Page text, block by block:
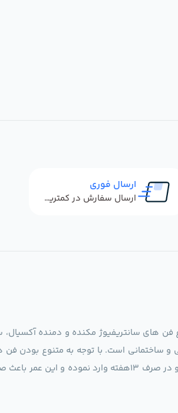
ارسال فوری
ارسال سفارش در کمترین زمان ممکن
فن های سانتریفیوژ مکنده و دمنده آکسیال،
است. با توجه به متنوع بودن فن
مجموعه ما در نظر دارد کالاهای تخصصی شما عزیزان رو در صرف